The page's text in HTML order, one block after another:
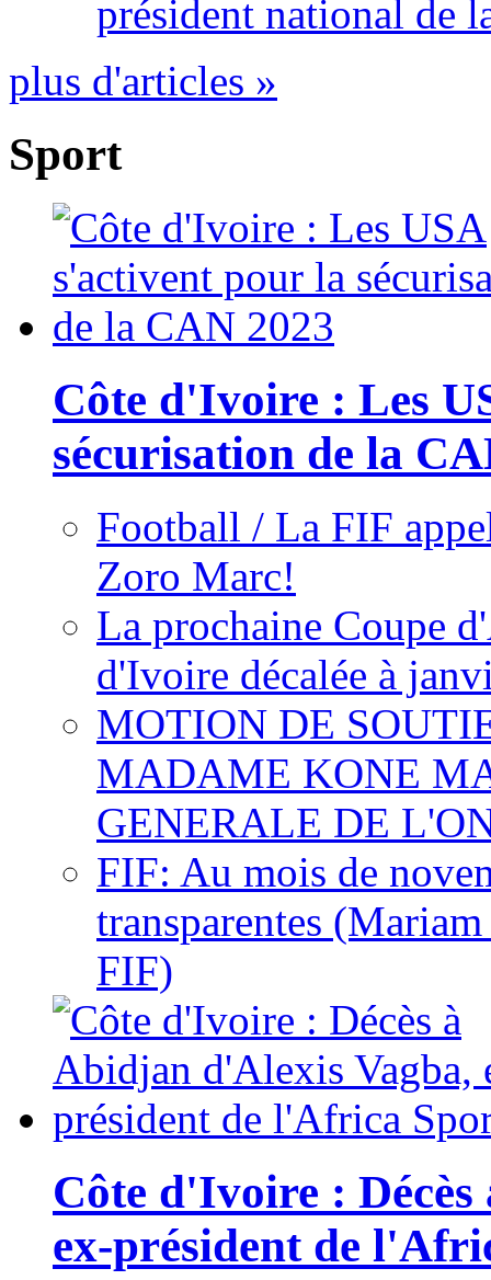
président national de
plus d'articles »
Sport
Côte d'Ivoire : Les
sécurisation de la
Football / La FIF
Zoro Marc!
La prochaine Coupe
d'Ivoire décalée à
MOTION DE
MADAME KONE
GENERALE DE
FIF: Au mois de
transparentes
FIF)
Côte d'Ivoire :
ex-président de